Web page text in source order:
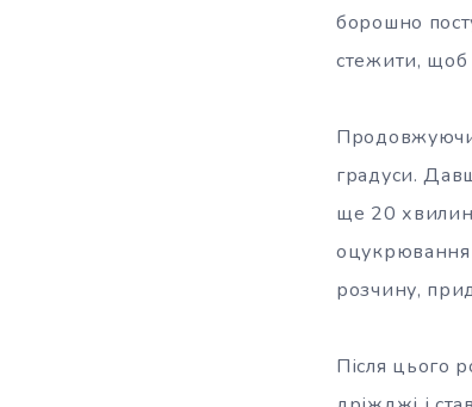
борошно
стежити, щоб
Продовжуючи
градуси.
ще 20 хвилин
розчину,
Після цього